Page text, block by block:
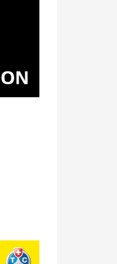
5e GP
5e GP de